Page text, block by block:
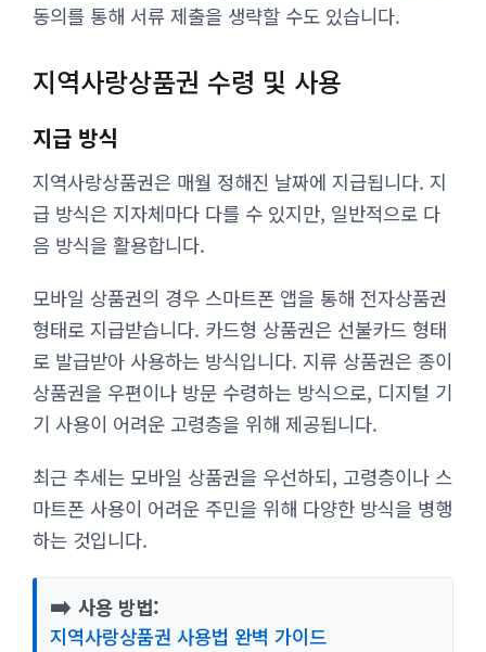
동의를 통해 서류 제출을 생략할 수도 있습니다.
지역사랑상품권 수령 및 사용
지급 방식
지역사랑상품권은 매월 정해진 날짜에 지급됩니다. 지
급 방식은 지자체마다 다를 수 있지만, 일반적으로 다
음 방식을 활용합니다.
모바일 상품권의 경우 스마트폰 앱을 통해 전자상품권
형태로 지급받습니다. 카드형 상품권은 선불카드 형태
로 발급받아 사용하는 방식입니다. 지류 상품권은 종이
상품권을 우편이나 방문 수령하는 방식으로, 디지털 기
기 사용이 어려운 고령층을 위해 제공됩니다.
최근 추세는 모바일 상품권을 우선하되, 고령층이나 스
마트폰 사용이 어려운 주민을 위해 다양한 방식을 병행
하는 것입니다.
➡️ 사용 방법:
지역사랑상품권 사용법 완벽 가이드